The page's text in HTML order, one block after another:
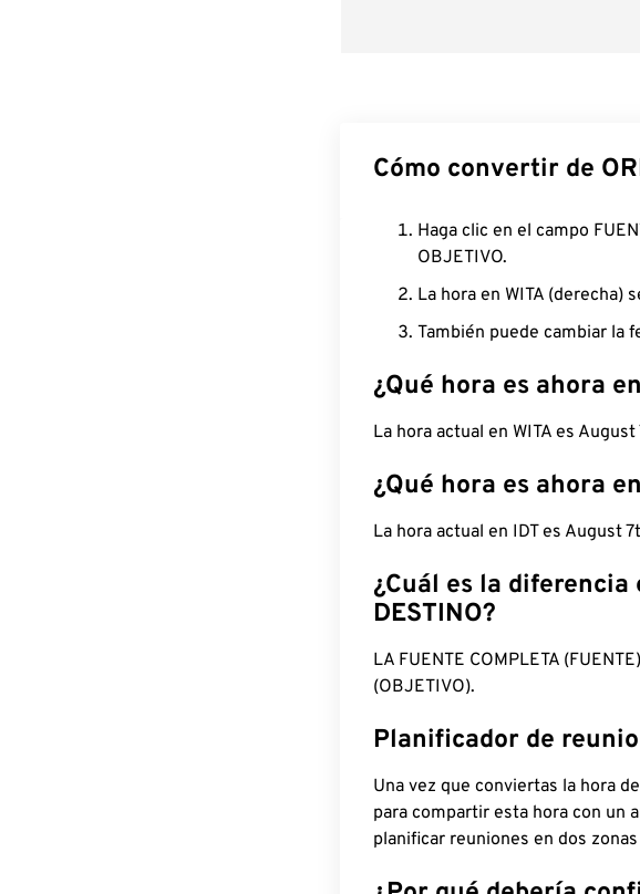
Cómo convertir de
Haga clic en el campo
OBJETIVO.
La hora en WITA (derecha)
También puede cambiar la
¿Qué hora es ahora
La hora actual en WITA es
¿Qué hora es ahora
La hora actual en IDT es August
¿Cuál es la diferencia
DESTINO?
LA FUENTE COMPLETA
(OBJETIVO).
Planificador de
Una vez que conviertas la hora
para compartir esta hora con un
planificar reuniones en dos